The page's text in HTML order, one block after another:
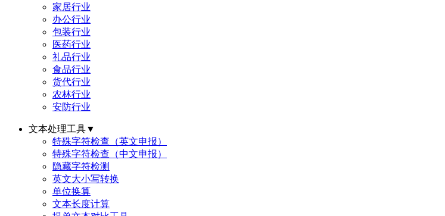
家居行业
办公行业
包装行业
医药行业
礼品行业
食品行业
货代行业
农林行业
安防行业
文本处理工具▼
特殊字符检查（英文申报）
特殊字符检查（中文申报）
隐藏字符检测
英文大小写转换
单位换算
文本长度计算